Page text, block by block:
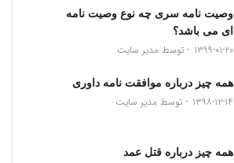
وصیت نامه سری چه نوع وصیت نامه
ای می باشد؟
۱۳۹۹-۰۱-۲۰ توسط مدیر سایت
همه چیز درباره موافقت نامه داوری
۱۳۹۸-۱۲-۱۴ توسط مدیر سایت
همه چیز درباره قتل عمد